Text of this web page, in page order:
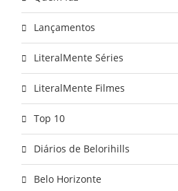
Lançamentos
LiteralMente Séries
LiteralMente Filmes
Top 10
Diários de Belorihills
Belo Horizonte